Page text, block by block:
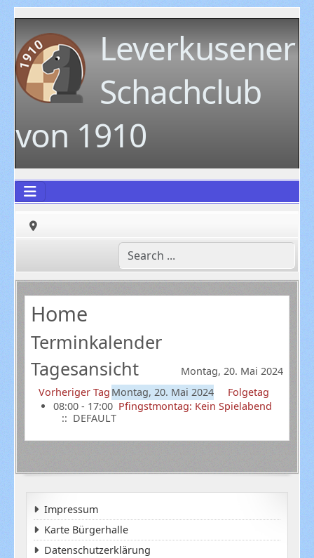
Leverkusener
Schachclub
von 1910
Home
Terminkalender
Tagesansicht
Montag, 20. Mai 2024
Vorheriger Tag Montag, 20. Mai 2024
Folgetag
08:00 - 17:00 Pfingstmontag: Kein Spielabend
:: DEFAULT
Impressum
Karte Bürgerhalle
Datenschutzerklärung